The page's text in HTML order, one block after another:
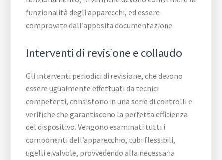
funzionalità degli apparecchi, ed essere
comprovate dall’apposita documentazione.
Interventi di revisione e collaudo
Gli interventi periodici di revisione, che devono
essere ugualmente effettuati da tecnici
competenti, consistono in una serie di controlli e
verifiche che garantiscono la perfetta efficienza
del dispositivo. Vengono esaminati tutti i
componenti dell’apparecchio, tubi flessibili,
ugelli e valvole, provvedendo alla necessaria